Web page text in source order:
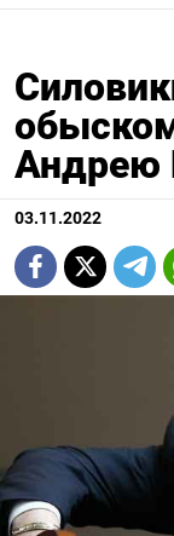
Андрею
03.11.2022